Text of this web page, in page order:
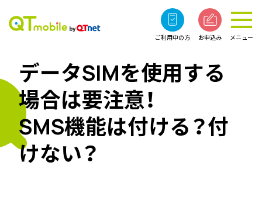
ご利用中の方 お申込み メニュー
データSIMを使用する
場合は要注意！
SMS機能は付ける？付
けない？